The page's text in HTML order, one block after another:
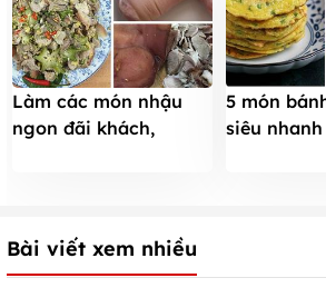
Làm các món nhậu
ngon đãi khách,
5 món
siêu
Bài viết xem nhiều